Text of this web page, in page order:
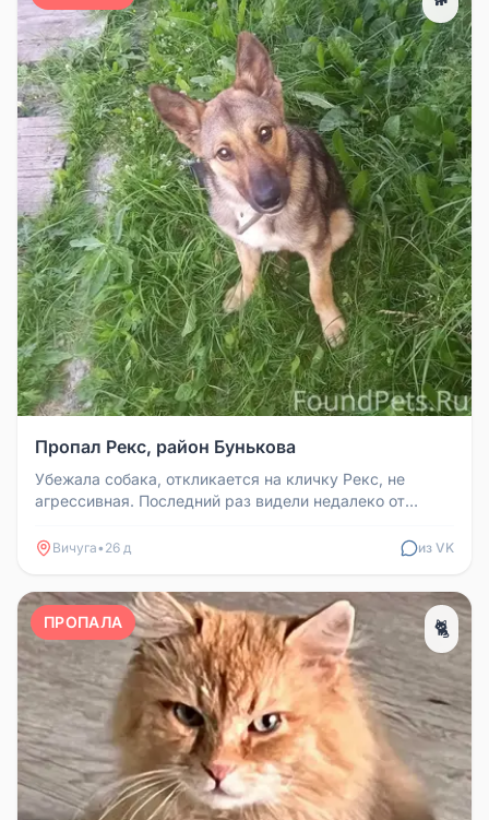
Пропал Рекс, район Бунькова
Убежала собака, откликается на кличку Рекс, не
агрессивная. Последний раз видели недалеко от
Вичуга• 26 д из VK
ПРОПАЛА 🐈